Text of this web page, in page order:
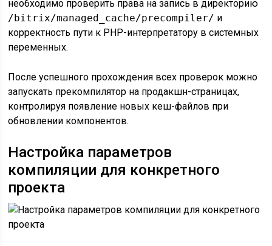
необходимо проверить права на запись в директорию
/bitrix/managed_cache/precompiler/ и
корректность пути к PHP-интерпретатору в системных
переменных.
После успешного прохождения всех проверок можно
запускать прекомпилятор на продакшн-страницах,
контролируя появление новых кеш-файлов при
обновлении компонентов.
Настройка параметров
компиляции для конкретного
проекта